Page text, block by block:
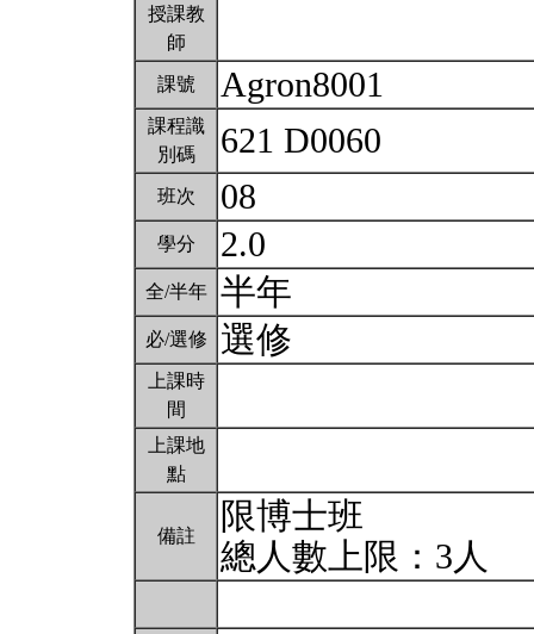
授課教
師
課號 Agron8001
課程識
別碼
621 D0060
班次 08
學分 2.0
全/半年 半年
必/選修 選修
上課時
間
上課地
點
備註
限博士班
總人數上限：3人